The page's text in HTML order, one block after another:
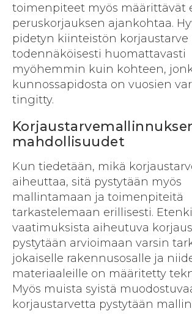
toimenpiteet myös määrittävät
peruskorjauksen ajankohtaa.
pidetyn kiinteistön korjaustarve
todennäköisesti huomattavasti
myöhemmin kuin kohteen,
kunnossa­pidosta on vuosien
tingitty.
mahdollisuudet
Kun tiedetään, mikä
aiheuttaa, sitä pystytään myös
mallintamaan ja toimen­piteitä
tarkastelemaan erillisesti.
vaatimuksista aiheutuva
pystytään arvioimaan varsin
jokaiselle rakennusosalle ja
materiaaleille on määritetty
Myös muista syistä
korjaustarvetta pystytään